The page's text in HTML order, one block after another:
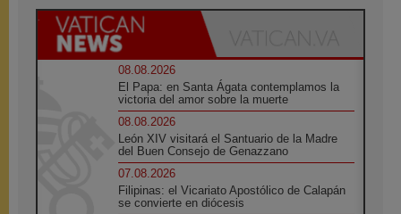
08.08.2026
El Papa: en Santa Ágata contemplamos la
victoria del amor sobre la muerte
08.08.2026
León XIV visitará el Santuario de la Madre
del Buen Consejo de Genazzano
07.08.2026
Filipinas: el Vicariato Apostólico de Calapán
se convierte en diócesis